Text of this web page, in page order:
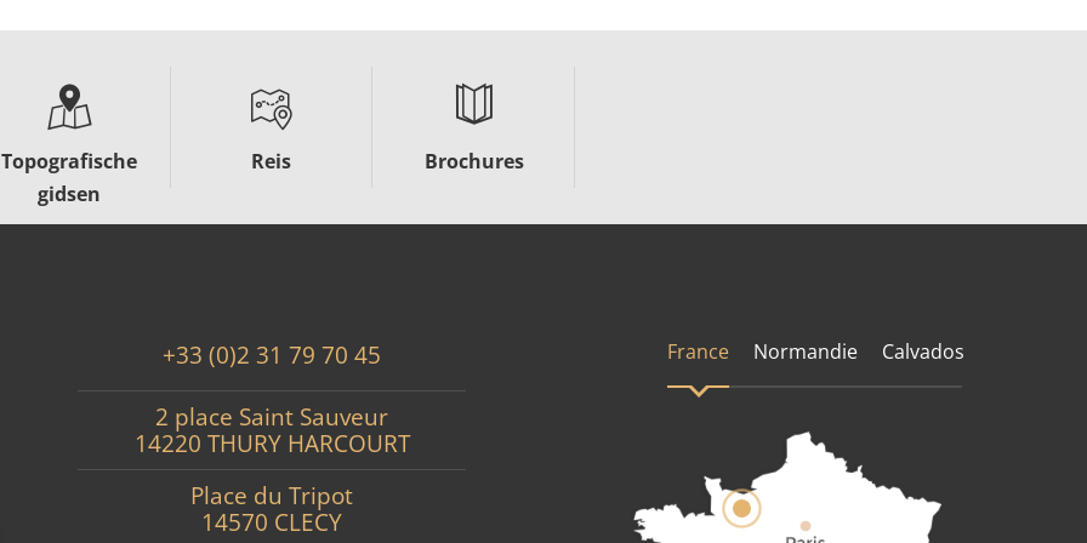
Topografische
gidsen
Reis Brochures
+33 (0)2 31 79 70 45
2 place Saint Sauveur
14220 THURY HARCOURT
Place du Tripot
14570 CLECY
France Normandie Calvados